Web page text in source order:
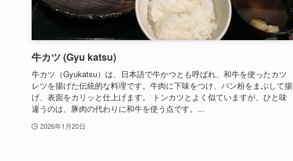
牛カツ (Gyu katsu)
牛カツ（Gyukatsu）は、日本語で牛かつとも呼ばれ、和牛を使ったカツ
レツを揚げた伝統的な料理です。牛肉に下味をつけ、パン粉をまぶして揚
げ、表面をカリッと仕上げます。 トンカツとよく似ていますが、ひと味
違うのは、豚肉の代わりに和牛を使う点です。...
2026年1月20日